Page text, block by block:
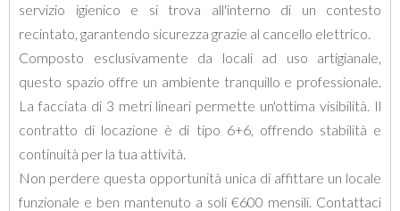
servizio igienico e si trova all'interno di un contesto
recintato, garantendo sicurezza grazie al cancello elettrico.
Composto esclusivamente da locali ad uso artigianale,
questo spazio offre un ambiente tranquillo e professionale.
La facciata di 3 metri lineari permette un'ottima visibilità. Il
contratto di locazione è di tipo 6+6, offrendo stabilità e
continuità per la tua attività.
Non perdere questa opportunità unica di affittare un locale
funzionale e ben mantenuto a soli €600 mensili. Contattaci